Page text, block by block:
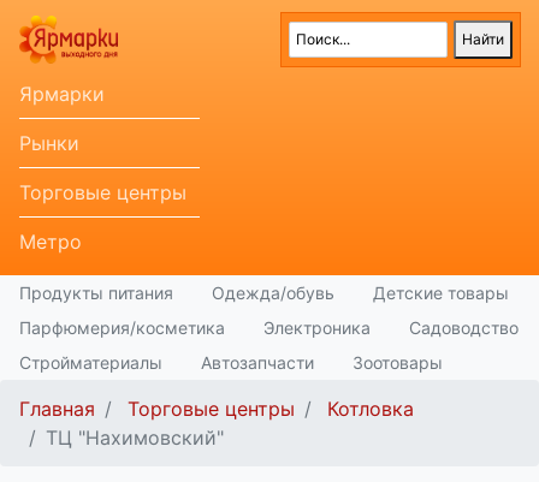
Ярмарки
Рынки
Торговые центры
Метро
Продукты питания Одежда/обувь
Детские товары
Парфюмерия/косметика
Электроника
Садоводство
Стройматериалы
Автозапчасти Зоотовары
Главная Торговые центры
Котловка
ТЦ "Нахимовский"